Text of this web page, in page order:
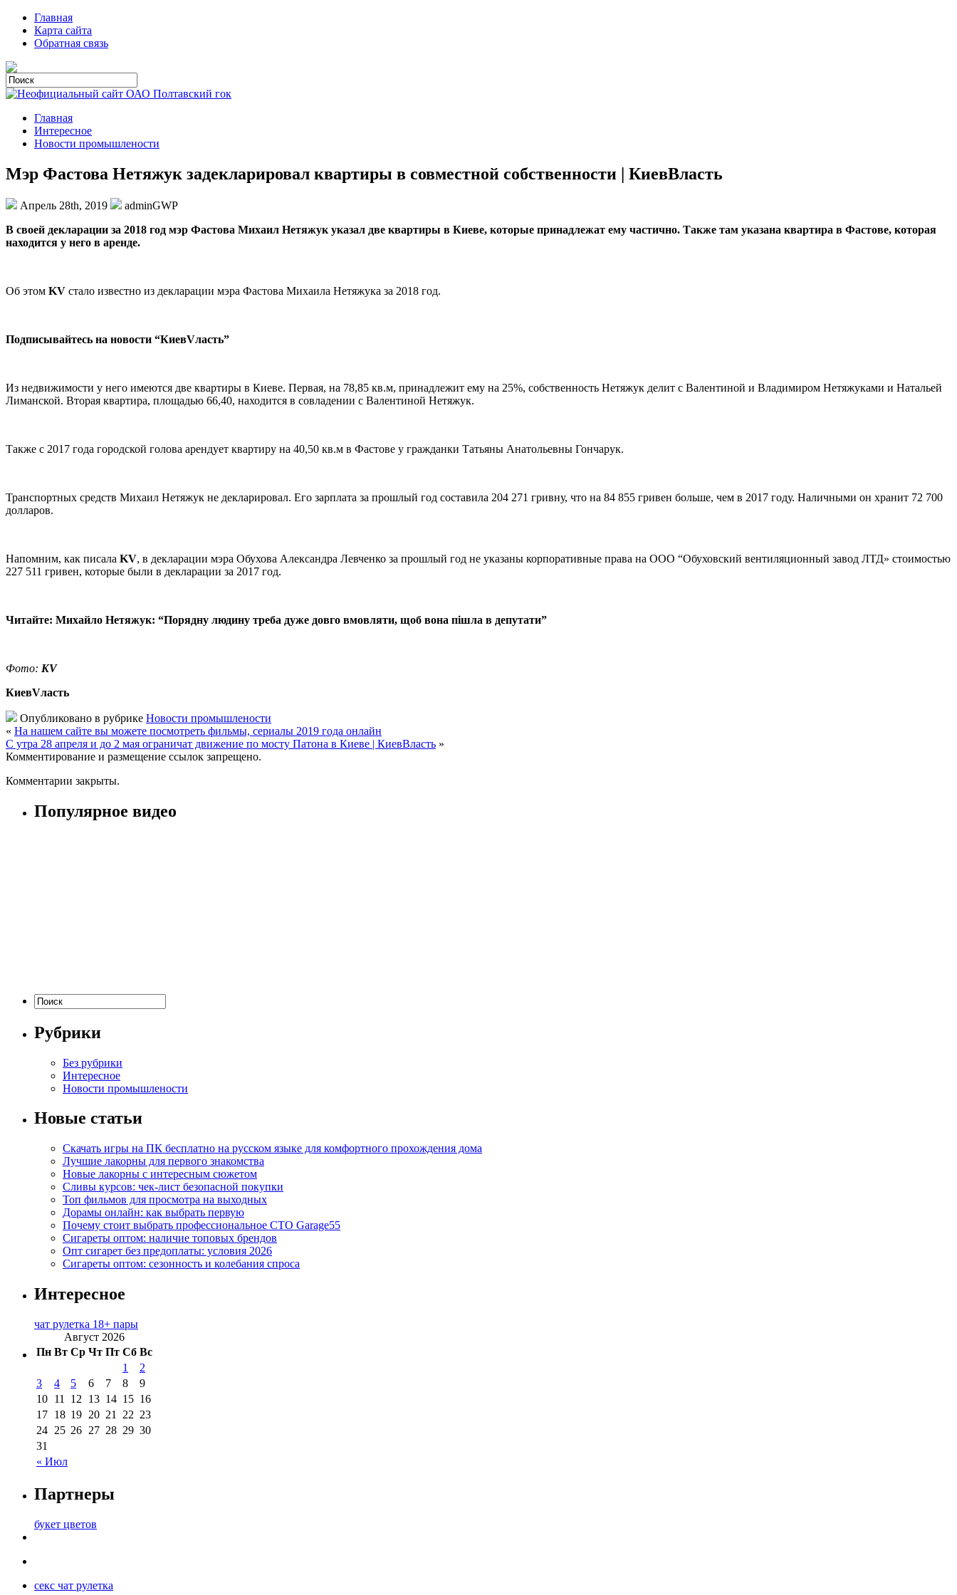
Главная
Карта сайта
Обратная связь
Главная
Интересное
Новости промышлености
Мэр Фастова Нетяжук задекларировал квартиры в совместной собственности | КиевВласть
Апрель 28th, 2019
adminGWP
В свoeй дeклaрaции за 2018 год мэр Фастова Михаил Нетяжук указал две квартиры в Киеве, которые принадлежат ему частично. Также там указана квартира в Фастове, которая
находится у него в аренде.
Об этом KV стало известно из декларации мэра Фастова Михаила Нетяжука за 2018 год.
Подписывайтесь на новости “КиевVласть”
Из недвижимости у него имеются две квартиры в Киеве. Первая, на 78,85 кв.м, принадлежит ему на 25%, собственность Нетяжук делит с Валентиной и Владимиром Нетяжуками и Натальей
Лиманской. Вторая квартира, площадью 66,40, находится в совладении с Валентиной Нетяжук.
Также с 2017 года городской голова арендует квартиру на 40,50 кв.м в Фастове у гражданки Татьяны Анатольевны Гончарук.
Транспортных средств Михаил Нетяжук не декларировал. Его зарплата за прошлый год составила 204 271 гривну, что на 84 855 гривен больше, чем в 2017 году. Наличными он хранит 72 700
долларов.
Напомним, как писала KV, в декларации мэра Обухова Александра Левченко за прошлый год не указаны корпоративные права на ООО “Обуховский вентиляционный завод ЛТД» стоимостью
227 511 гривен, которые были в декларации за 2017 год.
Читайте: Михайло Нетяжук: “Порядну людину треба дуже довго вмовляти, щоб вона пішла в депутати”
Фото: KV
КиевVласть
Опубликовано в рубрике Новости промышлености
« На нашем сайте вы можете посмотреть фильмы, сериалы 2019 года онлайн
С утра 28 апреля и до 2 мая ограничат движение по мосту Патона в Киеве | КиевВласть »
Комментирование и размещение ссылок запрещено.
Комментарии закрыты.
Популярное видео
Рубрики
Без рубрики
Интересное
Новости промышлености
Новые статьи
Скачать игры на ПК бесплатно на русском языке для комфортного прохождения дома
Лучшие лакорны для первого знакомства
Новые лакорны с интересным сюжетом
Сливы курсов: чек-лист безопасной покупки
Топ фильмов для просмотра на выходных
Дорамы онлайн: как выбрать первую
Почему стоит выбрать профессиональное СТО Garage55
Сигареты оптом: наличие топовых брендов
Опт сигарет без предоплаты: условия 2026
Сигареты оптом: сезонность и колебания спроса
Интересное
чат рулетка 18+ пары
Август 2026
Пн Вт Ср Чт Пт Сб Вс
« Июл
1
2
3
4 5 6 7 8
9
10 11 12 13 14 15 16
17 18 19 20 21 22 23
24 25 26 27 28 29 30
31
Партнеры
букет цветов
секс чат рулетка